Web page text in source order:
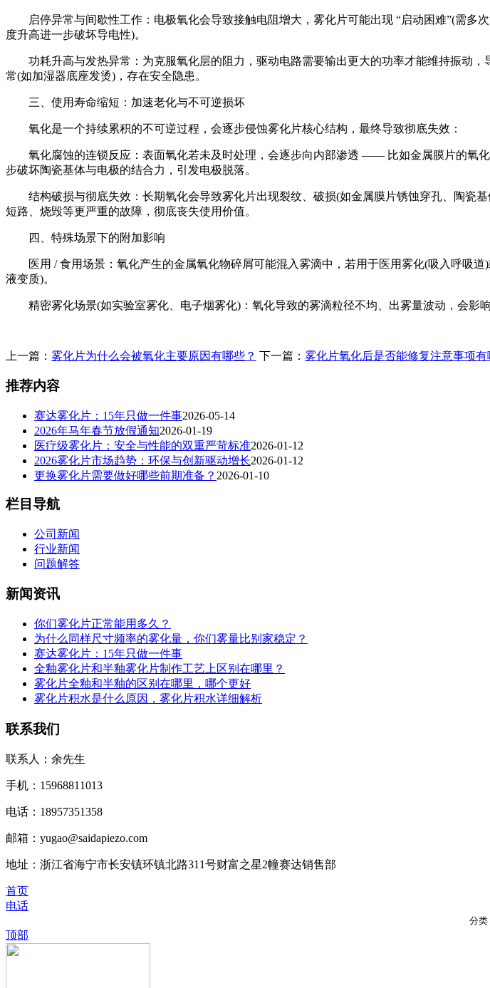
启停异常与间歇性工作：电极氧化会导致接触电阻增大，雾化片可能出现 “启动困难”(需多
度升高进一步破坏导电性)。
功耗升高与发热异常：为克服氧化层的阻力，驱动电路需要输出更大的功率才能维持振动，
常(如加湿器底座发烫)，存在安全隐患。
三、使用寿命缩短：加速老化与不可逆损坏
氧化是一个持续累积的不可逆过程，会逐步侵蚀雾化片核心结构，最终导致彻底失效：
氧化腐蚀的连锁反应：表面氧化若未及时处理，会逐步向内部渗透 —— 比如金属膜片的氧化
步破坏陶瓷基体与电极的结合力，引发电极脱落。
结构破损与彻底失效：长期氧化会导致雾化片出现裂纹、破损(如金属膜片锈蚀穿孔、陶瓷
短路、烧毁等更严重的故障，彻底丧失使用价值。
四、特殊场景下的附加影响
医用 / 食用场景：氧化产生的金属氧化物碎屑可能混入雾滴中，若用于医用雾化(吸入呼吸道
液变质)。
精密雾化场景(如实验室雾化、电子烟雾化)：氧化导致的雾滴粒径不均、出雾量波动，会影
上一篇： 雾化片为什么会被氧化主要原因有哪些？ 下一篇： 雾化片氧化后是否能修复注意事项有
推荐内容
赛达雾化片：15年只做一件事2026-05-14
2026年马年春节放假通知2026-01-19
医疗级雾化片：安全与性能的双重严苛标准2026-01-12
2026雾化片市场趋势：环保与创新驱动增长2026-01-12
更换雾化片需要做好哪些前期准备？ 2026-01-10
栏目导航
公司新闻
行业新闻
问题解答
新闻资讯
你们雾化片正常能用多久？
为什么同样尺寸频率的雾化量，你们雾量比别家稳定？
赛达雾化片：15年只做一件事
全釉雾化片和半釉雾化片制作工艺上区别在哪里？
雾化片全釉和半釉的区别在哪里，哪个更好
雾化片积水是什么原因，雾化片积水详细解析
联系我们
联系人：余先生
手机：15968811013
电话：18957351358
邮箱：yugao@saidapiezo.com
地址：浙江省海宁市长安镇环镇北路311号财富之星2幢赛达销售部
首页
电话
分类
顶部